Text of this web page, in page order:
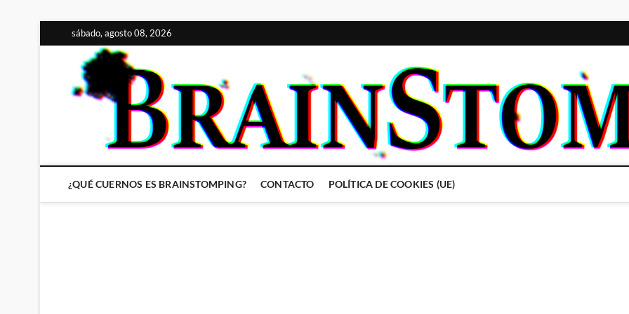
al
contenido
sábado, agosto 08, 2026
¿QUÉ CUERNOS ES BRAINSTOMPING? CONTACTO POLÍTICA DE COOKIES (UE)